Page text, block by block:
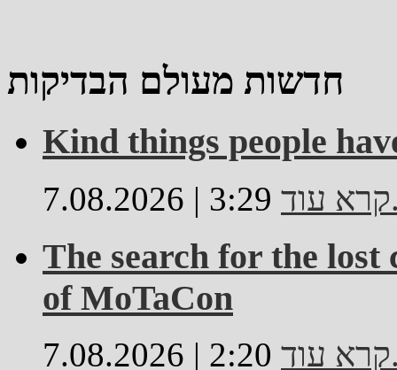
חדשות מעולם הבדיקות
Kind things people
7.08.2026 | 3:29
The search for the lost
of MoTaCon
7.08.2026 | 2:20